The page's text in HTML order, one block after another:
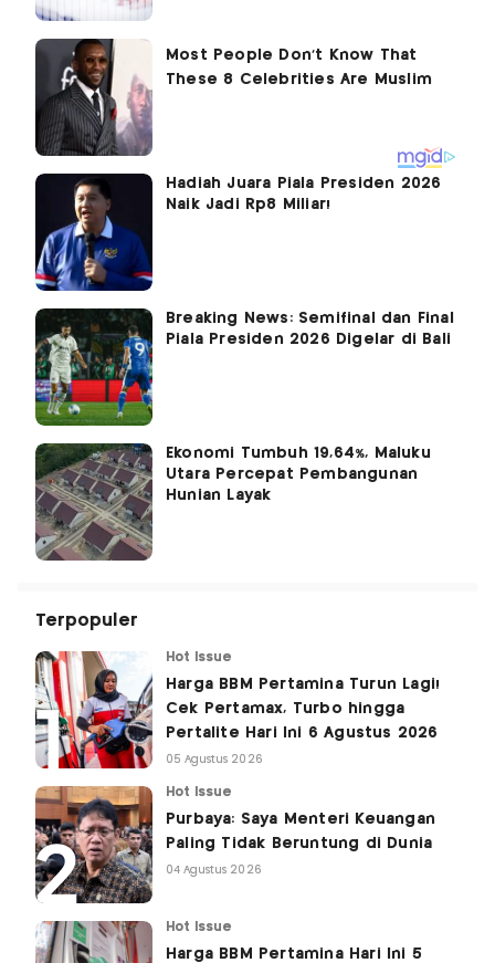
Hadiah Juara Piala Presiden 2026
Naik Jadi Rp8 Miliar!
Breaking News: Semifinal dan Final
Piala Presiden 2026 Digelar di Bali
Ekonomi Tumbuh 19,64%, Maluku
Utara Percepat Pembangunan
Hunian Layak
Terpopuler
Hot Issue
Harga BBM Pertamina Turun Lagi!
Cek Pertamax, Turbo hingga
Pertalite Hari Ini 6 Agustus 2026
05 Agustus 2026
Hot Issue
Purbaya: Saya Menteri Keuangan
Paling Tidak Beruntung di Dunia
04 Agustus 2026
Hot Issue
Harga BBM Pertamina Hari Ini 5